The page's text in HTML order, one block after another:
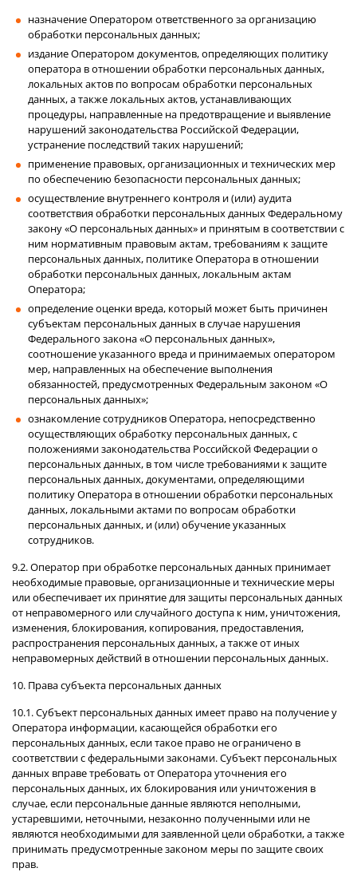
назначение Оператором ответственного за организацию
обработки персональных данных;
издание Оператором документов, определяющих политику
оператора в отношении обработки персональных данных,
локальных актов по вопросам обработки персональных
данных, а также локальных актов, устанавливающих
процедуры, направленные на предотвращение и выявление
нарушений законодательства Российской Федерации,
устранение последствий таких нарушений;
применение правовых, организационных и технических мер
по обеспечению безопасности персональных данных;
осуществление внутреннего контроля и (или) аудита
соответствия обработки персональных данных Федеральному
закону «О персональных данных» и принятым в соответствии с
ним нормативным правовым актам, требованиям к защите
персональных данных, политике Оператора в отношении
обработки персональных данных, локальным актам
Оператора;
определение оценки вреда, который может быть причинен
субъектам персональных данных в случае нарушения
Федерального закона «О персональных данных»,
соотношение указанного вреда и принимаемых оператором
мер, направленных на обеспечение выполнения
обязанностей, предусмотренных Федеральным законом «О
персональных данных»;
ознакомление сотрудников Оператора, непосредственно
осуществляющих обработку персональных данных, с
положениями законодательства Российской Федерации о
персональных данных, в том числе требованиями к защите
персональных данных, документами, определяющими
политику Оператора в отношении обработки персональных
данных, локальными актами по вопросам обработки
персональных данных, и (или) обучение указанных
сотрудников.
9.2. Оператор при обработке персональных данных принимает
необходимые правовые, организационные и технические меры
или обеспечивает их принятие для защиты персональных данных
от неправомерного или случайного доступа к ним, уничтожения,
изменения, блокирования, копирования, предоставления,
распространения персональных данных, а также от иных
неправомерных действий в отношении персональных данных.
10. Права субъекта персональных данных
10.1. Субъект персональных данных имеет право на получение у
Оператора информации, касающейся обработки его
персональных данных, если такое право не ограничено в
соответствии с федеральными законами. Субъект персональных
данных вправе требовать от Оператора уточнения его
персональных данных, их блокирования или уничтожения в
случае, если персональные данные являются неполными,
устаревшими, неточными, незаконно полученными или не
являются необходимыми для заявленной цели обработки, а также
принимать предусмотренные законом меры по защите своих
прав.